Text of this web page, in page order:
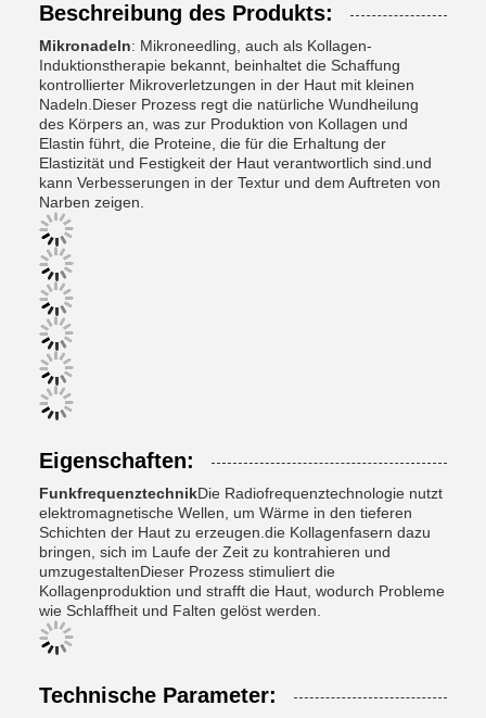
Beschreibung des Produkts:
Mikronadeln: Mikroneedling, auch als Kollagen-
Induktionstherapie bekannt, beinhaltet die Schaffung
kontrollierter Mikroverletzungen in der Haut mit kleinen
Nadeln.Dieser Prozess regt die natürliche Wundheilung
des Körpers an, was zur Produktion von Kollagen und
Elastin führt, die Proteine, die für die Erhaltung der
Elastizität und Festigkeit der Haut verantwortlich sind.und
kann Verbesserungen in der Textur und dem Auftreten von
Narben zeigen.
Eigenschaften:
FunkfrequenztechnikDie Radiofrequenztechnologie nutzt
elektromagnetische Wellen, um Wärme in den tieferen
Schichten der Haut zu erzeugen.die Kollagenfasern dazu
bringen, sich im Laufe der Zeit zu kontrahieren und
umzugestaltenDieser Prozess stimuliert die
Kollagenproduktion und strafft die Haut, wodurch Probleme
wie Schlaffheit und Falten gelöst werden.
Technische Parameter: